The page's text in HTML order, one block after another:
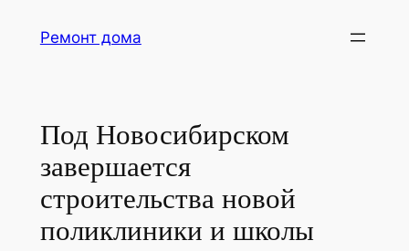
Ремонт дома
Под Новосибирском
завершается
строительства новой
поликлиники и школы